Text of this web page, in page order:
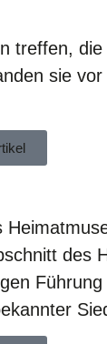
treffen,
sie